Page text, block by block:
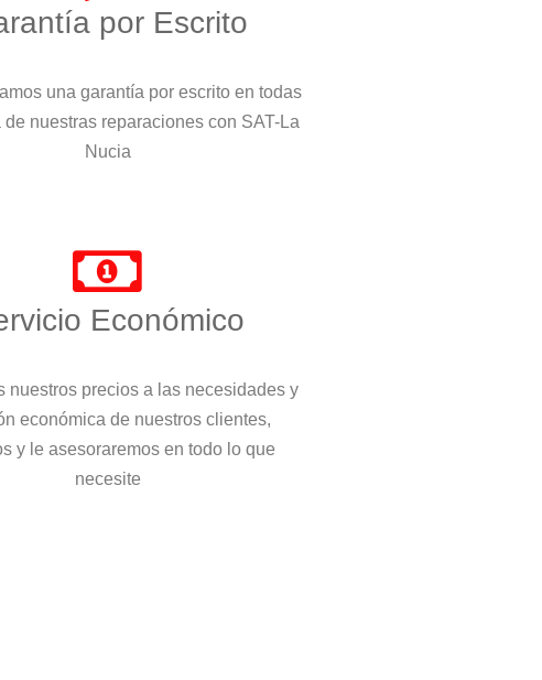
por Escrito
una garantía por escrito en todas
de nuestras reparaciones con SAT-La
Nucia
Económico
nuestros precios a las necesidades y
económica de nuestros clientes,
y le asesoraremos en todo lo que
necesite